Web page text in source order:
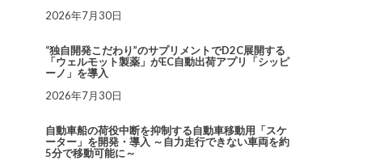
2026年7月30日
“独自開発こだわり”のサプリメントでD2C展開する
「ウェルモット製薬」がEC自動出荷アプリ「シッピ
ーノ」を導入
2026年7月30日
自動車船の荷役中断を抑制する自動車移動用「スケ
ーター」を開発・導入 ～自力走行できない車両を約
5分で移動可能に～